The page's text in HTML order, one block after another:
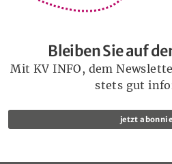
Bleiben Sie auf
Mit KV INFO, dem
stets gut
jetzt